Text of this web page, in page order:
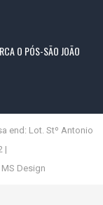
O PÓS-SÃO JOÃO
end: Lot. Stº Antonio
|
Design